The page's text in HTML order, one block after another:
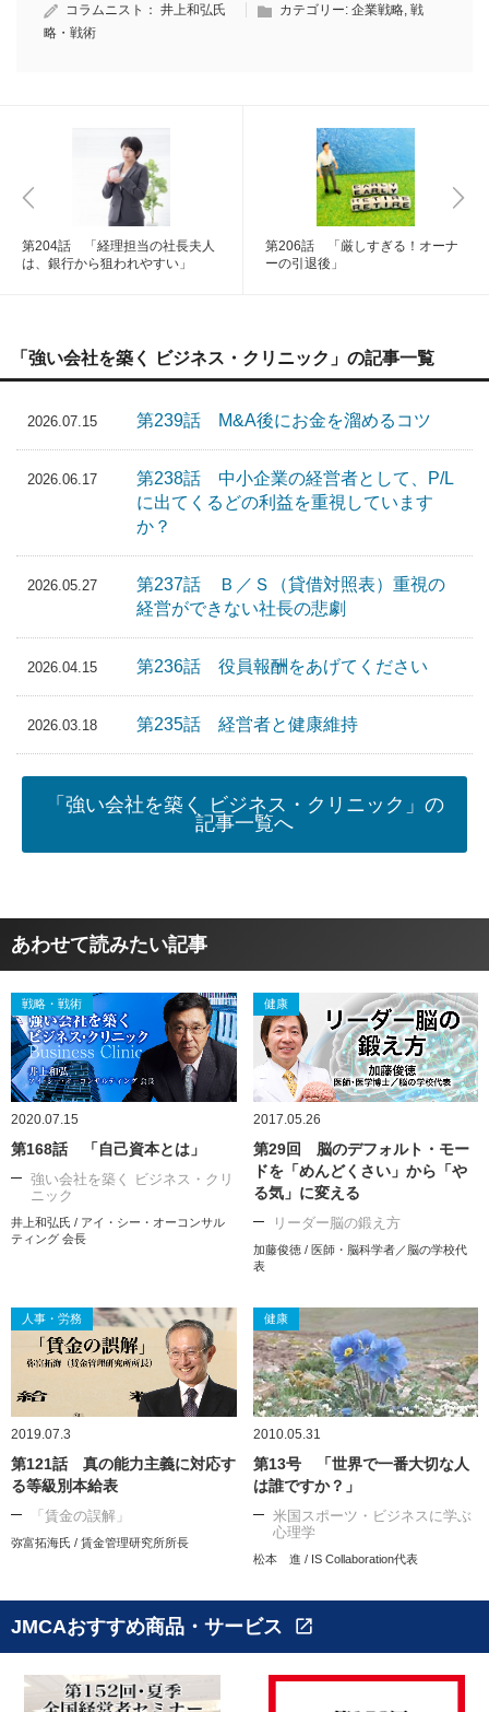
コラムニスト： 井上和弘氏 カテゴリー: 企業戦略 戦
略・戦術
第204話 「経理担当の社長夫人
は、銀行から狙われやすい」
第206話 「厳しすぎる！オーナ
ーの引退後」
「強い会社を築く ビジネス・クリニック」の記事一覧
2026.07.15 第239話 M&A後にお金を溜めるコツ
2026.06.17
第238話 中小企業の経営者として、P/L
に出てくるどの利益を重視しています
か？
2026.05.27
第237話 Ｂ／Ｓ（貸借対照表）重視の
経営ができない社長の悲劇
2026.04.15 第236話 役員報酬をあげてください
2026.03.18 第235話 経営者と健康維持
「強い会社を築く ビジネス・クリニック」の
記事一覧へ
あわせて読みたい記事
戦略・戦術
2020.07.15
第168話 「自己資本とは」
強い会社を築く ビジネス・クリ
ニック
井上和弘氏 / アイ・シー・オーコンサル
ティング 会長
健康
2017.05.26
第29回 脳のデフォルト・モー
ドを「めんどくさい」から「や
る気」に変える
リーダー脳の鍛え方
加藤俊徳 / 医師・脳科学者／脳の学校代
表
人事・労務
2019.07.3
第121話 真の能力主義に対応す
る等級別本給表
「賃金の誤解」
弥富拓海氏 / 賃金管理研究所所長
健康
2010.05.31
第13号 「世界で一番大切な人
は誰ですか？」
米国スポーツ・ビジネスに学ぶ
心理学
松本 進 / IS Collaboration代表
JMCAおすすめ商品・サービス open_in_new